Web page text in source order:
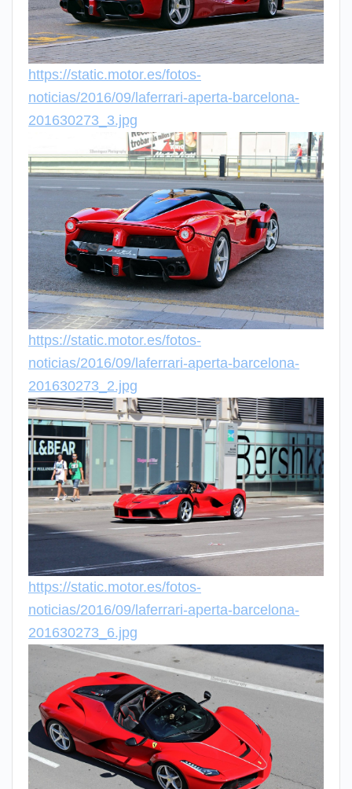
https://static.motor.es/fotos-
noticias/2016/09/laferrari-aperta-barcelona-
201630273_3.jpg
https://static.motor.es/fotos-
noticias/2016/09/laferrari-aperta-barcelona-
201630273_2.jpg
https://static.motor.es/fotos-
noticias/2016/09/laferrari-aperta-barcelona-
201630273_6.jpg